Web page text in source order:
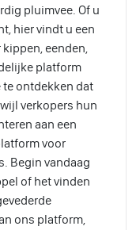
pluimvee. Of u
hier vindt u een
eenden,
platform
te ontdekken dat
verkopers hun
aan een
voor
Begin vandaag
of het vinden
ons platform,